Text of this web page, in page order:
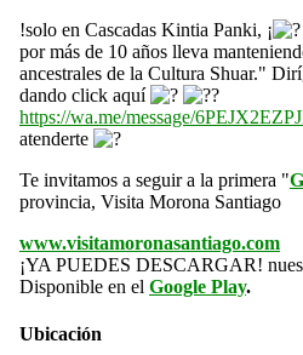
!solo en Cascadas Kintia Panki, ¡
por más de 10 años lleva
ancestrales de la Cultura Shuar."
dando click aquí
https://wa.me/message/
atenderte
Te invitamos a seguir a la primera "
provincia, Visita Morona Santiago
www.visitamoronasantiago.com
¡YA PUEDES DESCARGAR!
Disponible en el Google Play.
Ubicación